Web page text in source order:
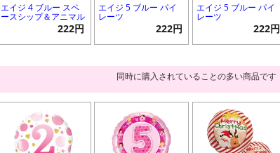
エイジ 4 ブルー スペ
ースシップ＆アニマル
222円
エイジ 5 ブルー パイ
レーツ
222円
エイジ 5 ブルー パイ
レーツ
222円
同時に購入されていることの多い商品です